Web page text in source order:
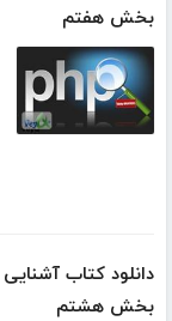
بخش هفتم
بخش هشتم